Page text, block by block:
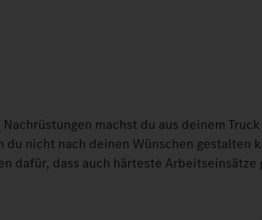
machst du aus deinem
nicht nach deinen Wünschen gestalten
dafür, dass auch härteste Arbeitseinsätze